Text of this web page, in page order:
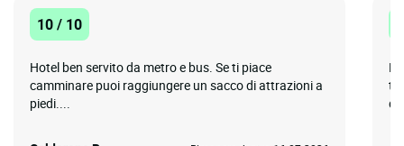
10 / 10
Hotel ben servito da metro e bus. Se ti piace
camminare puoi raggiungere un sacco di attrazioni a
piedi....